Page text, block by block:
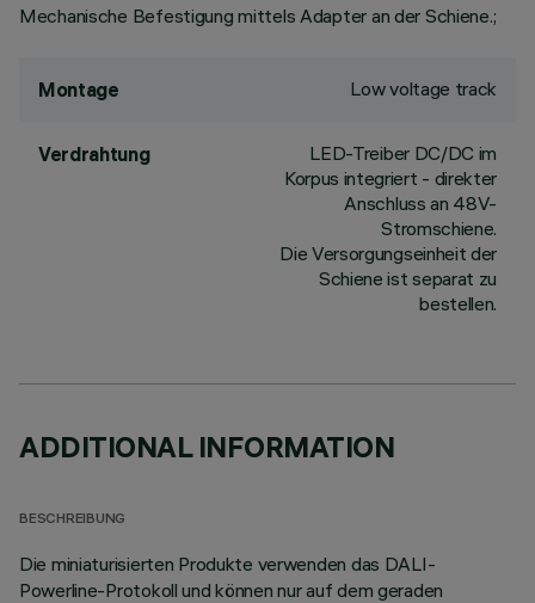
Mechanische Befestigung mittels Adapter an der Schiene.;
Montage Low voltage track
Verdrahtung
LED-Treiber DC/DC im
Korpus integriert - direkter
Anschluss an 48V-
Stromschiene.
Die Versorgungseinheit der
Schiene ist separat zu
bestellen.
ADDITIONAL INFORMATION
BESCHREIBUNG
Die miniaturisierten Produkte verwenden das DALI-
Powerline-Protokoll und können nur auf dem geraden